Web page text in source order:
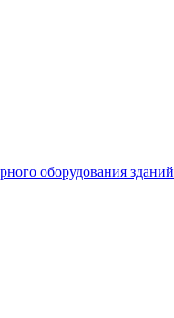
оборудования зданий